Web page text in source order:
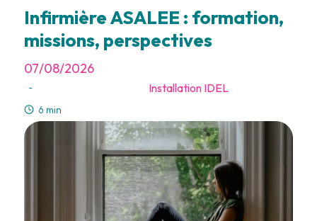
Infirmière ASALEE : formation,
missions, perspectives
07/08/2026
- Installation IDEL
6 min